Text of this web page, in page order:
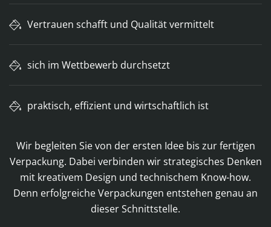
Vertrauen schafft und Qualität vermittelt
sich im Wettbewerb durchsetzt
praktisch, effizient und wirtschaftlich ist
Wir begleiten Sie von der ersten Idee bis zur fertigen
Verpackung. Dabei verbinden wir strategisches Denken
mit kreativem Design und technischem Know-how.
Denn erfolgreiche Verpackungen entstehen genau an
dieser Schnittstelle.